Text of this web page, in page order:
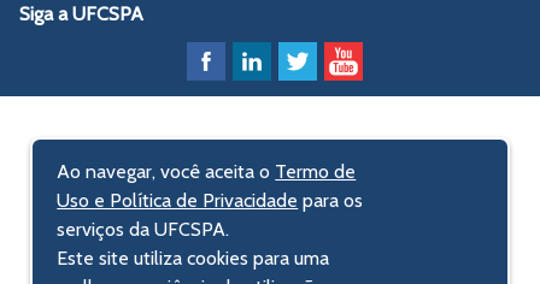
Siga a UFCSPA
Ao navegar, você aceita o Termo de
Uso e Política de Privacidade para os
serviços da UFCSPA.
Este site utiliza cookies para uma